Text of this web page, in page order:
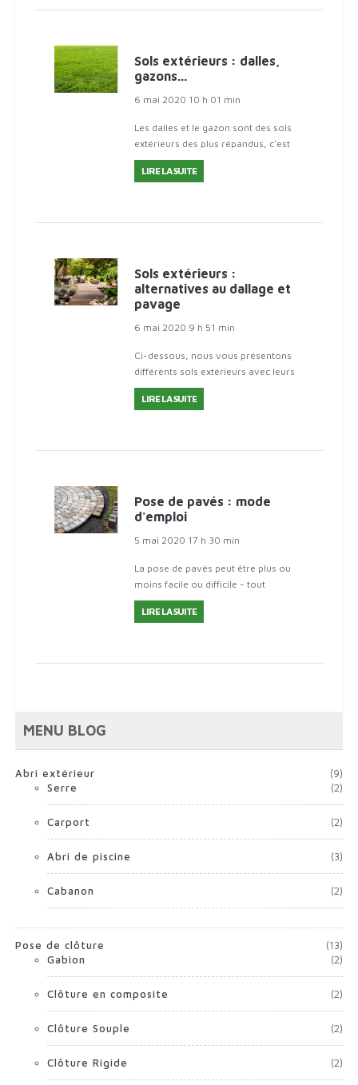
Sols extérieurs : dalles,
gazons...
6 mai 2020 10 h 01 min
Les dalles et le gazon sont des sols
extérieurs des plus répandus, c'est
pourquoi nous allons ci-dessous
vous en parler. Si vous souhaitez
LIRE LA SUITE
Sols extérieurs :
alternatives au dallage et
pavage
6 mai 2020 9 h 51 min
Ci-dessous, nous vous présentons
différents sols extérieurs avec leurs
caractéristiques principales. Grâce
à cela, vous pourrez
LIRE LA SUITE
Pose de pavés : mode
d'emploi
5 mai 2020 17 h 30 min
La pose de pavés peut être plus ou
moins facile ou difficile - tout
dépend du modèle de pose tel que
chevrons, bandage romain ou
LIRE LA SUITE
MENU BLOG
Abri extérieur
(9)
Serre
(2)
Carport (2)
Abri de piscine (3)
Cabanon (2)
Pose de clôture
(13)
Gabion
(2)
Clôture en composite (2)
Clôture Souple (2)
Clôture Rigide (2)